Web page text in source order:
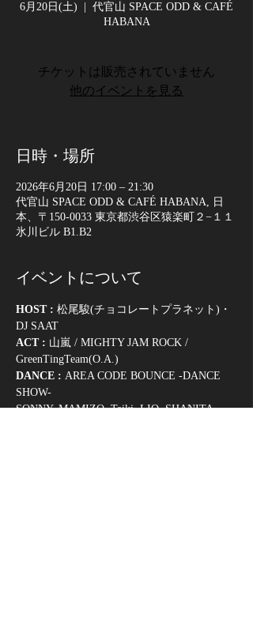
6月20日(土)
代官山 SPACE ODD & CAFÉ
HABANA
チケットは販売されていません
他のイベントを見る
日時・場所
2026年6月20日 17:00 – 21:30
代官山 SPACE ODD & CAFÉ HABANA, 日
本、〒150-0033 東京都渋谷区猿楽町２−１１
氷川ビル B1.B2
イベントについて
HOST : 松尾駿(チョコレートプラネット)・
DJ SAAT
ACT : 山嵐 / MIGHTY JAM ROCK /
GreenTingTeam(O.A.)
DANCE : AREA CODE BOUNCE -DANCE
SHOW-
SONNY, MAMIZO, Taiki, LIO, SHANITA